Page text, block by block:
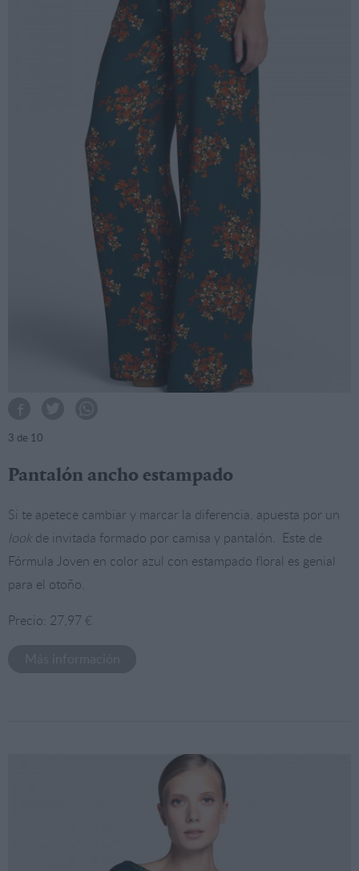
3 de 10
Pantalón ancho estampado
Si te apetece cambiar y marcar la diferencia, apuesta por un
look de invitada formado por camisa y pantalón. Este de
Fórmula Joven en color azul con estampado floral es genial
para el otoño.
Precio: 27,97 €